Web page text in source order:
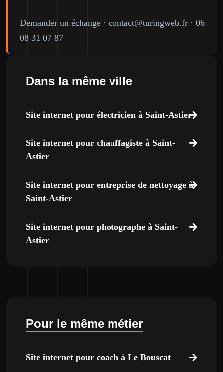
Demander un échange · contact@turingweb.fr · 06
08 31 07 87
Dans la même ville
Site internet pour électricien à Saint-Astier
Site internet pour chauffagiste à Saint-
Astier
Site internet pour entreprise de nettoyage à
Saint-Astier
Site internet pour photographe à Saint-
Astier
Pour le même métier
Site internet pour coach à Le Bouscat